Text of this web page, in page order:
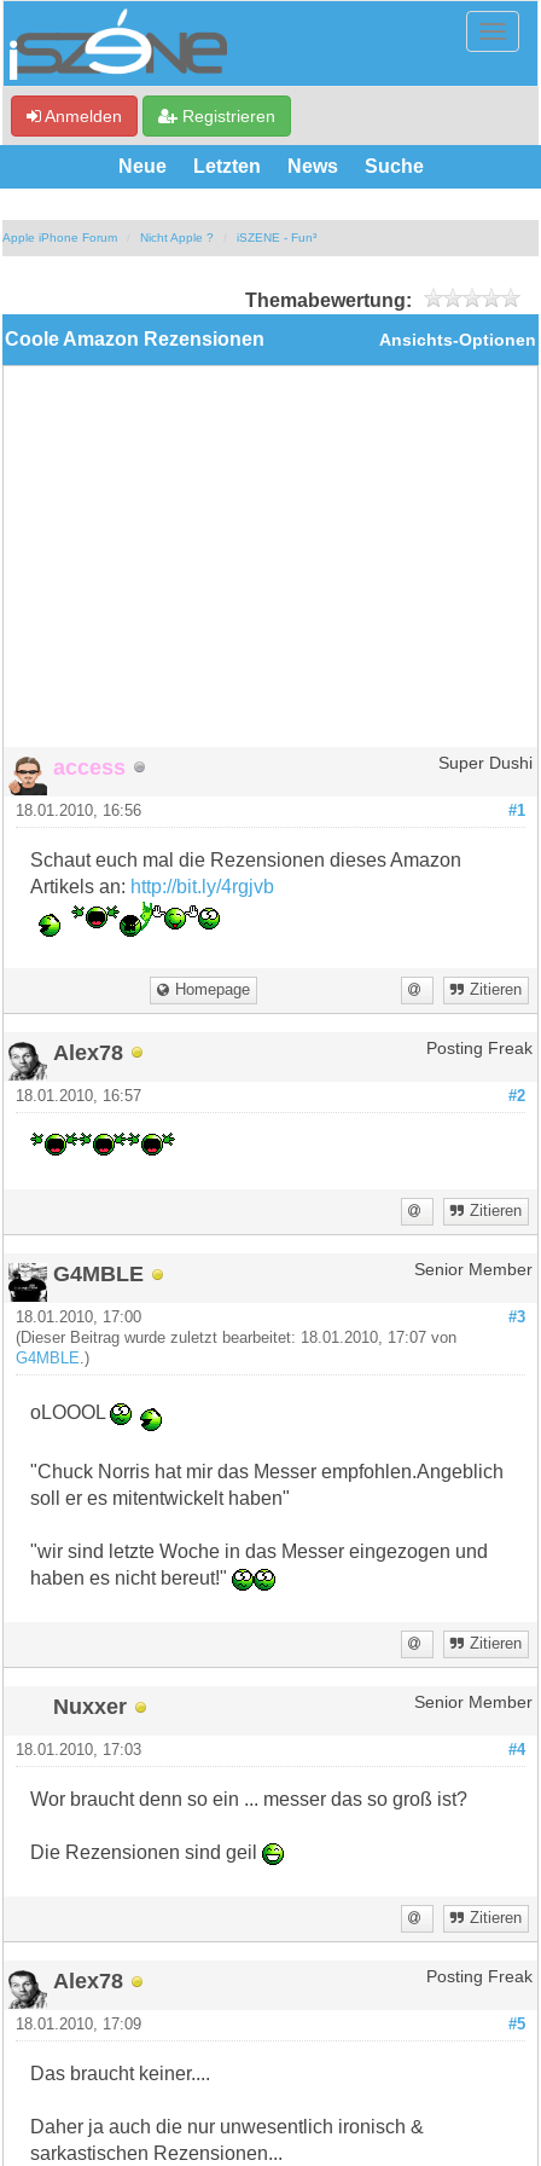
Anmelden Registrieren
Neue Letzten News Suche
Apple iPhone Forum Nicht Apple ? iSZENE - Fun³
Themabewertung:
Ansichts-Optionen
Coole Amazon Rezensionen
access Super Dushi
#1
18.01.2010, 16:56
Schaut euch mal die Rezensionen dieses Amazon
Artikels an: http://bit.ly/4rgjvb
Homepage Zitieren
Alex78 Posting Freak
#2
18.01.2010, 16:57
Zitieren
G4MBLE Senior Member
#3
18.01.2010, 17:00
(Dieser Beitrag wurde zuletzt bearbeitet: 18.01.2010, 17:07 von
G4MBLE.)
oLOOOL
"Chuck Norris hat mir das Messer empfohlen.Angeblich
soll er es mitentwickelt haben"
"wir sind letzte Woche in das Messer eingezogen und
haben es nicht bereut!"
Zitieren
Nuxxer Senior Member
#4
18.01.2010, 17:03
Wor braucht denn so ein ... messer das so groß ist?
Die Rezensionen sind geil
Zitieren
Alex78 Posting Freak
#5
18.01.2010, 17:09
Das braucht keiner....
Daher ja auch die nur unwesentlich ironisch &
sarkastischen Rezensionen...